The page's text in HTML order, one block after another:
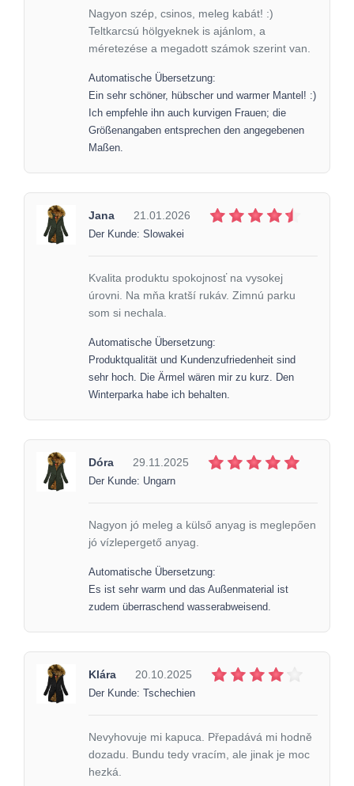
Nagyon szép, csinos, meleg kabát! :)
Teltkarcsú hölgyeknek is ajánlom, a
méretezése a megadott számok szerint van.
Automatische Übersetzung:
Ein sehr schöner, hübscher und warmer Mantel! :)
Ich empfehle ihn auch kurvigen Frauen; die
Größenangaben entsprechen den angegebenen
Maßen.
Jana 21.01.2026
Der Kunde: Slowakei
Kvalita produktu spokojnosť na vysokej
úrovni. Na mňa kratší rukáv. Zimnú parku
som si nechala.
Automatische Übersetzung:
Produktqualität und Kundenzufriedenheit sind
sehr hoch. Die Ärmel wären mir zu kurz. Den
Winterparka habe ich behalten.
Dóra 29.11.2025
Der Kunde: Ungarn
Nagyon jó meleg a külső anyag is meglepően
jó vízlepergető anyag.
Automatische Übersetzung:
Es ist sehr warm und das Außenmaterial ist
zudem überraschend wasserabweisend.
Klára 20.10.2025
Der Kunde: Tschechien
Nevyhovuje mi kapuca. Přepadává mi hodně
dozadu. Bundu tedy vracím, ale jinak je moc
hezká.